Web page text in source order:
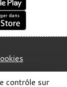
contrôle sur